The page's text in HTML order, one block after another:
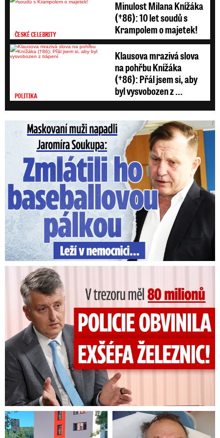
ČESKÉ CELEBRITY
Minulost Milana Knížáka
(†86): 10 let soudů s
Krampolem o majetek!
POLITIKA
Klausova mrazivá slova
na pohřbu Knížáka
(†86): Přál jsem si, aby
byl vysvobozen z ...
Maskovaní muži napadli Jaromíra Soukupa: Krvavá nakládačka
V trezoru měl 80 milionů: Policie obvinila exšéfa železnic!